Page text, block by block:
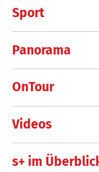
Sport
Panorama
OnTour
Videos
s+ im